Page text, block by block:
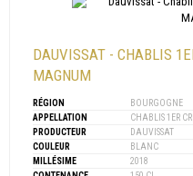
DAUVISSAT - CHABLIS
MAGNUM
RÉGION
BOURGOGNE
APPELLATION
CHABLIS 1ER CRU
PRODUCTEUR
DAUVISSAT
COULEUR
BLANC
MILLÉSIME
2018